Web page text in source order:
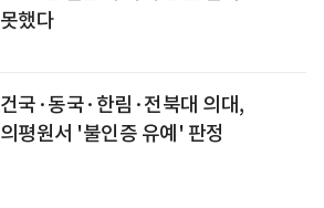
못했다
건국·동국·한림·전북대 의대,
의평원서 '불인증 유예' 판정